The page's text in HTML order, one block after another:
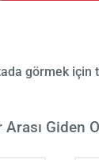
görmek için
Giden